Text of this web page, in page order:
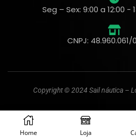
Home Loja
Seg – Sex: 9:00 a 12:00 -
CNPJ: 48.960.061/
Copyright © 2024 Sail náutica –